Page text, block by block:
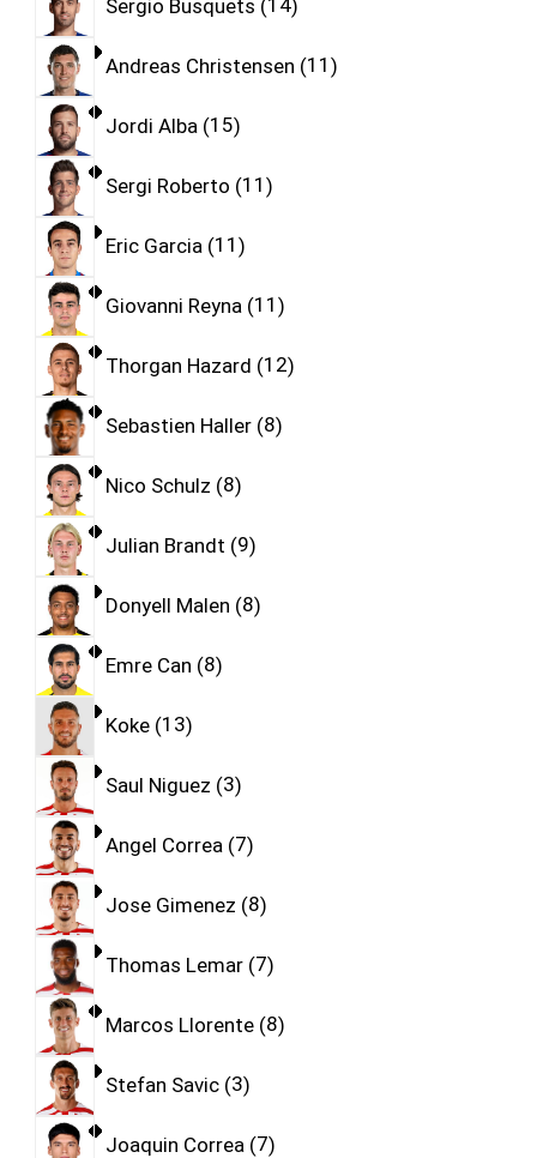
Sergio Busquets 14
Andreas Christensen 11
Jordi Alba 15
Sergi Roberto 11
Eric Garcia 11
Giovanni Reyna 11
Thorgan Hazard 12
Sebastien Haller 8
Nico Schulz 8
Julian Brandt 9
Donyell Malen 8
Emre Can 8
Koke 13
Saul Niguez 3
Angel Correa 7
Jose Gimenez 8
Thomas Lemar 7
Marcos Llorente 8
Stefan Savic 3
Joaquin Correa 7